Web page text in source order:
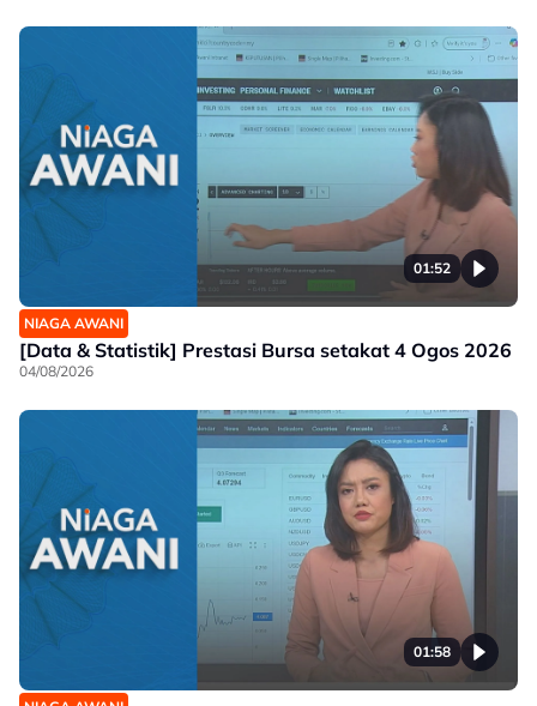
01:52
NIAGA AWANI
[Data & Statistik] Prestasi Bursa setakat 4 Ogos 2026
04/08/2026
01:58